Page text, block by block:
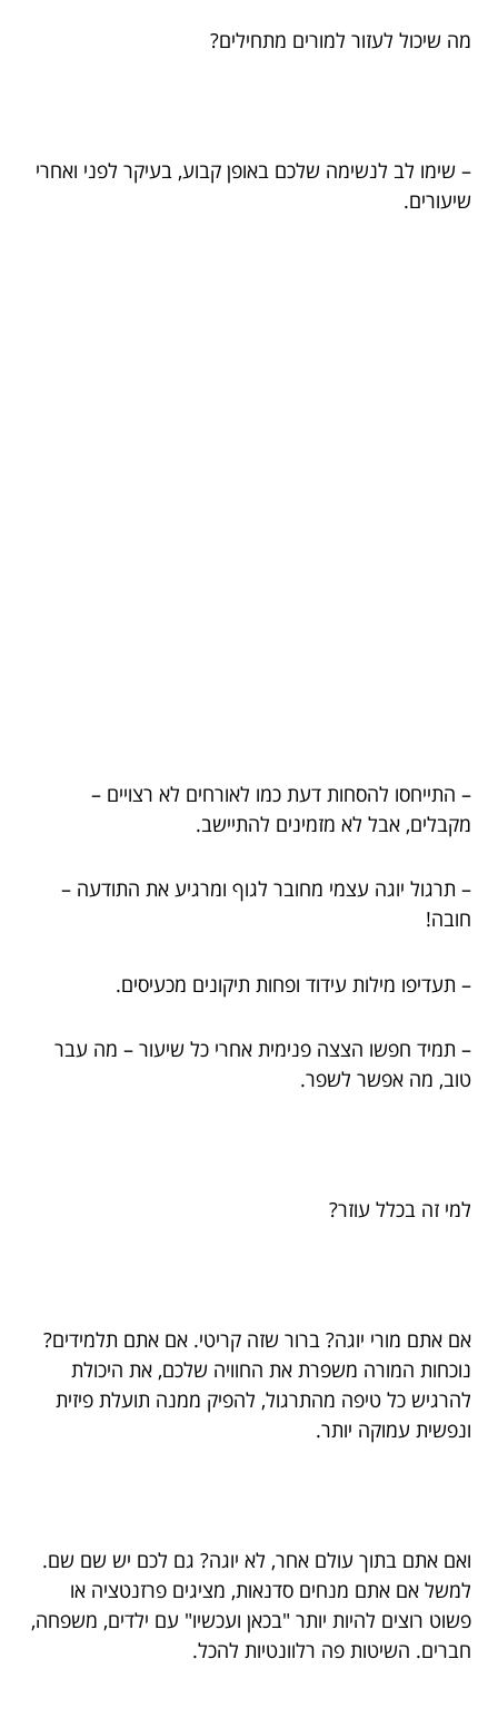
מה שיכול לעזור למורים מתחילים?
– שימו לב לנשימה שלכם באופן קבוע, בעיקר לפני ואחרי
שיעורים.
– התייחסו להסחות דעת כמו לאורחים לא רצויים –
מקבלים, אבל לא מזמינים להתיישב.
– תרגול יוגה עצמי מחובר לגוף ומרגיע את התודעה –
חובה!
– תעדיפו מילות עידוד ופחות תיקונים מכעיסים.
– תמיד חפשו הצצה פנימית אחרי כל שיעור – מה עבר
טוב, מה אפשר לשפר.
למי זה בכלל עוזר?
אם אתם מורי יוגה? ברור שזה קריטי. אם אתם תלמידים?
נוכחות המורה משפרת את החוויה שלכם, את היכולת
להרגיש כל טיפה מהתרגול, להפיק ממנה תועלת פיזית
ונפשית עמוקה יותר.
ואם אתם בתוך עולם אחר, לא יוגה? גם לכם יש שם שם.
למשל אם אתם מנחים סדנאות, מציגים פרזנטציה או
פשוט רוצים להיות יותר "בכאן ועכשיו" עם ילדים, משפחה,
חברים. השיטות פה רלוונטיות להכל.